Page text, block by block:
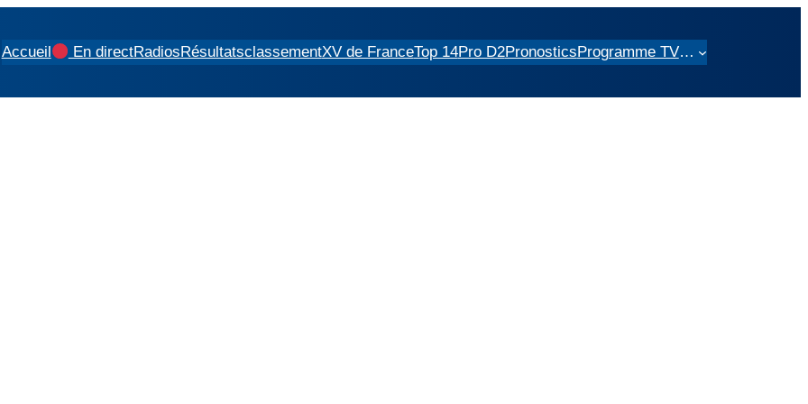
Accueil En directRadiosRésultatsclassementXV de FranceTop 14Pro D2PronosticsProgramme TV…